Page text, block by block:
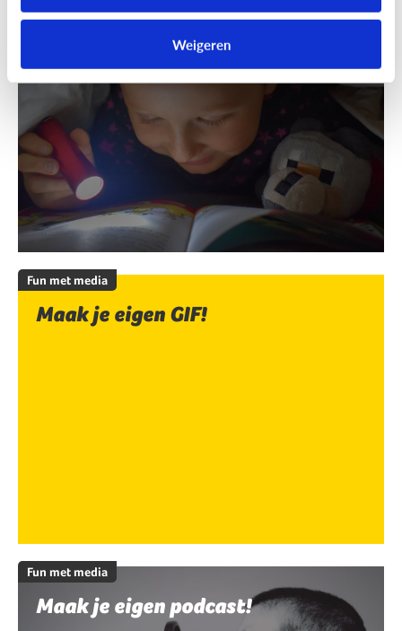
Weigeren
Speels bijleren met een educatieve
Fun met media
Maak je eigen GIF!
Fun met media
Maak je eigen podcast!